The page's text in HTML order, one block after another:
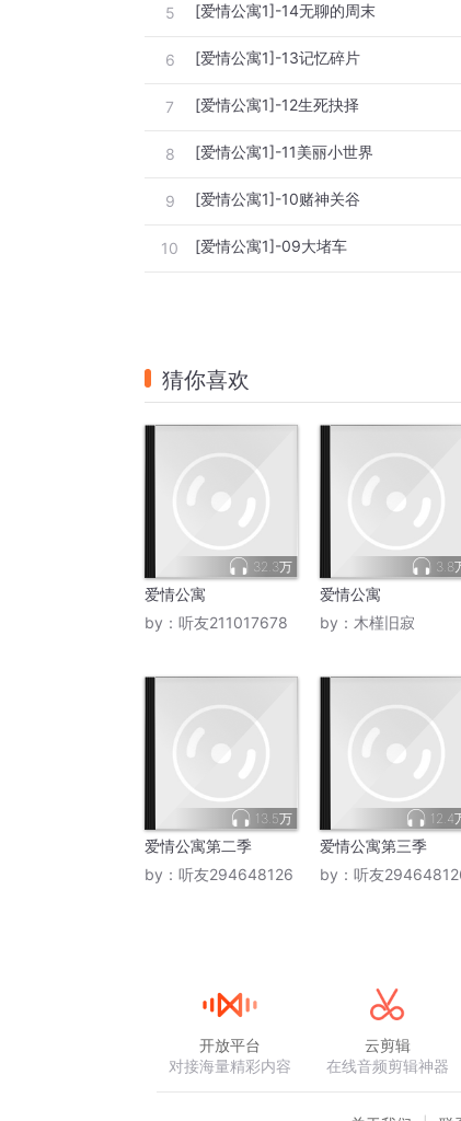
5 [爱情公寓1]-14无聊的周末
6 [爱情公寓1]-13记忆碎片
7 [爱情公寓1]-12生死抉择
8 [爱情公寓1]-11美丽小世界
9 [爱情公寓1]-10赌神关谷
10 [爱情公寓1]-09大堵车
猜你喜欢
32.3万
爱情公寓
by： 听友211017678
3.8
爱情公寓
by： 木槿旧寂
13.5万
爱情公寓第二季
by： 听友294648126
12.4
爱情公寓第三季
by： 听友
开放平台
对接海量精彩内容
云剪辑
在线音频剪辑神器